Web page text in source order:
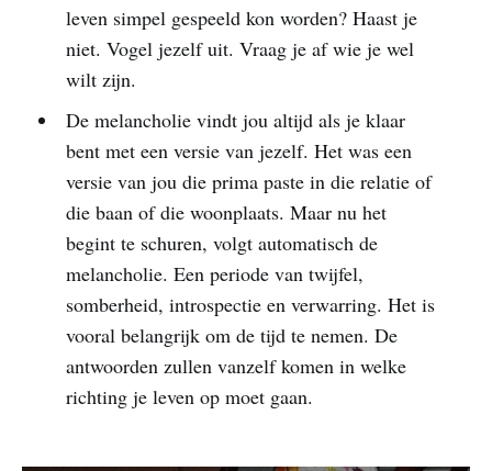
leven simpel gespeeld kon worden? Haast je
niet. Vogel jezelf uit. Vraag je af wie je wel
wilt zijn.
De melancholie vindt jou altijd als je klaar
bent met een versie van jezelf. Het was een
versie van jou die prima paste in die relatie of
die baan of die woonplaats. Maar nu het
begint te schuren, volgt automatisch de
melancholie. Een periode van twijfel,
somberheid, introspectie en verwarring. Het is
vooral belangrijk om de tijd te nemen. De
antwoorden zullen vanzelf komen in welke
richting je leven op moet gaan.